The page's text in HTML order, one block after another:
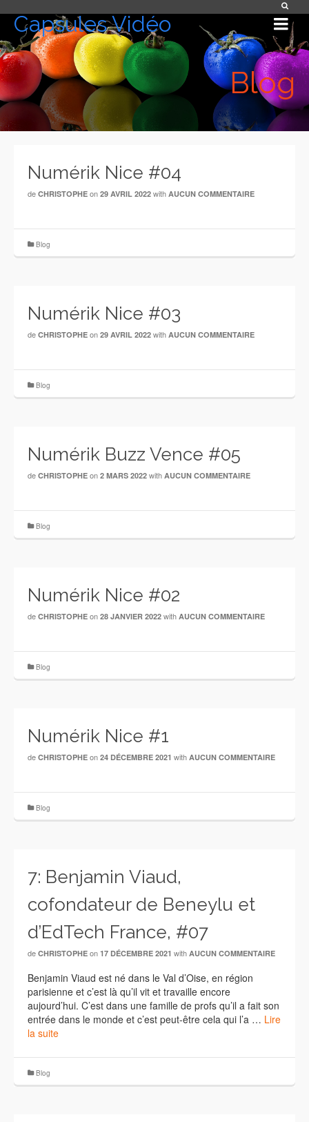
Capsules Vidéo
Blog
Numérik Nice #04
de CHRISTOPHE on 29 AVRIL 2022 with AUCUN COMMENTAIRE
Blog
Numérik Nice #03
de CHRISTOPHE on 29 AVRIL 2022 with AUCUN COMMENTAIRE
Blog
Numérik Buzz Vence #05
de CHRISTOPHE on 2 MARS 2022 with AUCUN COMMENTAIRE
Blog
Numérik Nice #02
de CHRISTOPHE on 28 JANVIER 2022 with AUCUN COMMENTAIRE
Blog
Numérik Nice #1
de CHRISTOPHE on 24 DÉCEMBRE 2021 with AUCUN COMMENTAIRE
Blog
7: Benjamin Viaud,
cofondateur de Beneylu et
d’EdTech France, #07
de CHRISTOPHE on 17 DÉCEMBRE 2021 with AUCUN COMMENTAIRE
Benjamin Viaud est né dans le Val d’Oise, en région
parisienne et c’est là qu’il vit et travaille encore
aujourd’hui. C’est dans une famille de profs qu’il a fait son
entrée dans le monde et c’est peut-être cela qui l’a … Lire
la suite
Blog